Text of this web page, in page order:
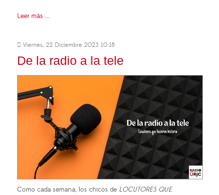
Leer más ...
Viernes, 22 Diciembre 2023 10:18
De la radio a la tele
Como cada semana, los chicos de LOCUTORES QUE